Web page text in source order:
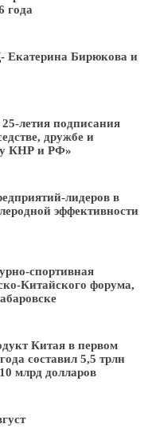
года
Бирюкова и
летия подписания
дружбе и
КНР и РФ»
лидеров в
эффективности
спортивная
Китайского форума,
Китая в первом
составил 5,5 трлн
млрд долларов